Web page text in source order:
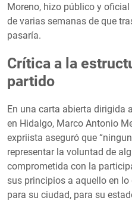
Moreno, hizo público y
de varias semanas de que
pasaría.
Crítica a la
partido
En una carta abierta dirigida
en Hidalgo, Marco Antonio
expriista aseguró que
representar la voluntad de
comprometida con la
sus principios a aquello en
para su ciudad, para su